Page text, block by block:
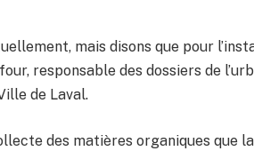
mais disons que pour
responsable des dossiers de
de Laval.
des matières organiques que